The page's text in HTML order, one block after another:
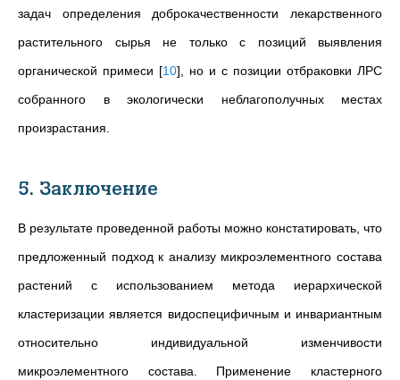
задач определения доброкачественности лекарственного
растительного сырья не только с позиций выявления
органической примеси [10], но и с позиции отбраковки ЛРС
собранного в экологически неблагополучных местах
произрастания.
5. Заключение
В результате проведенной работы можно констатировать, что
предложенный подход к анализу микроэлементного состава
растений с использованием метода иерархической
кластеризации является видоспецифичным и инвариантным
относительно индивидуальной изменчивости
микроэлементного состава. Применение кластерного